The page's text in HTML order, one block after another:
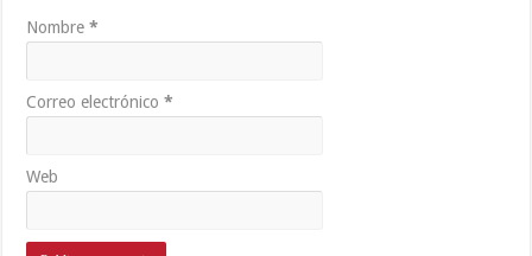
Nombre*
Correo electrónico*
Web